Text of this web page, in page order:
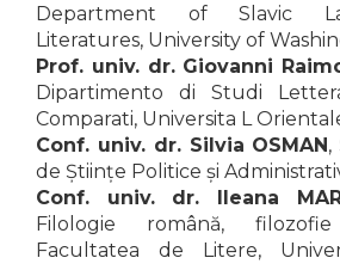
Department of Slavic
Literatures, University of
Prof. univ. dr. Giovanni
Dipartimento di Studi
Comparati, Universita L
Conf. univ. dr. Silvia OSMAN,
de Științe Politice și
Conf. univ. dr. Ileana
Filologie română,
Facultatea de Litere,